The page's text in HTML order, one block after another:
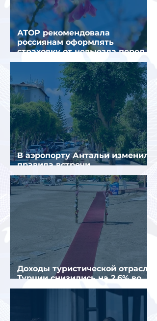
АТОР рекомендовала
россиянам оформлять
страховку от невыезда перед
поездкой в Грецию
В аэропорту Антальи изменили
правила встречи
организованных туристов
Доходы туристической отрасли
Турции снизились на 2,6% во
втором квартале 2026 года